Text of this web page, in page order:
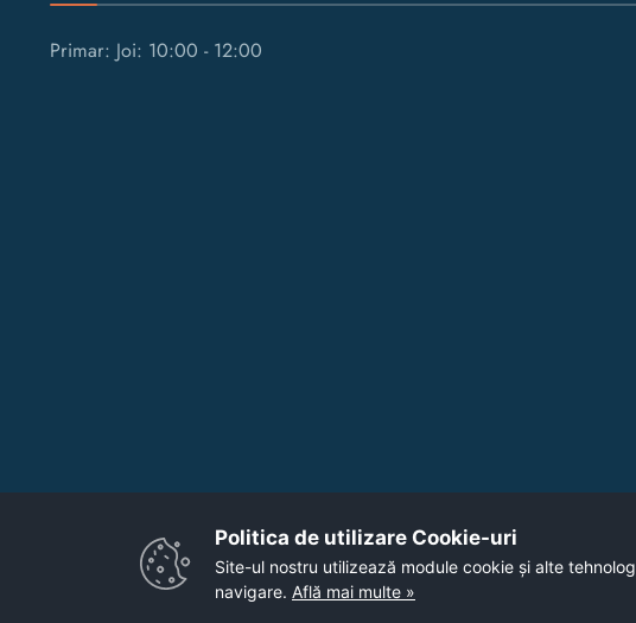
Primar: Joi: 10:00 - 12:00
Politica de utilizare Cookie-uri‎
Site-ul nostru utilizează module cookie și alte
navigare. Află mai multe »